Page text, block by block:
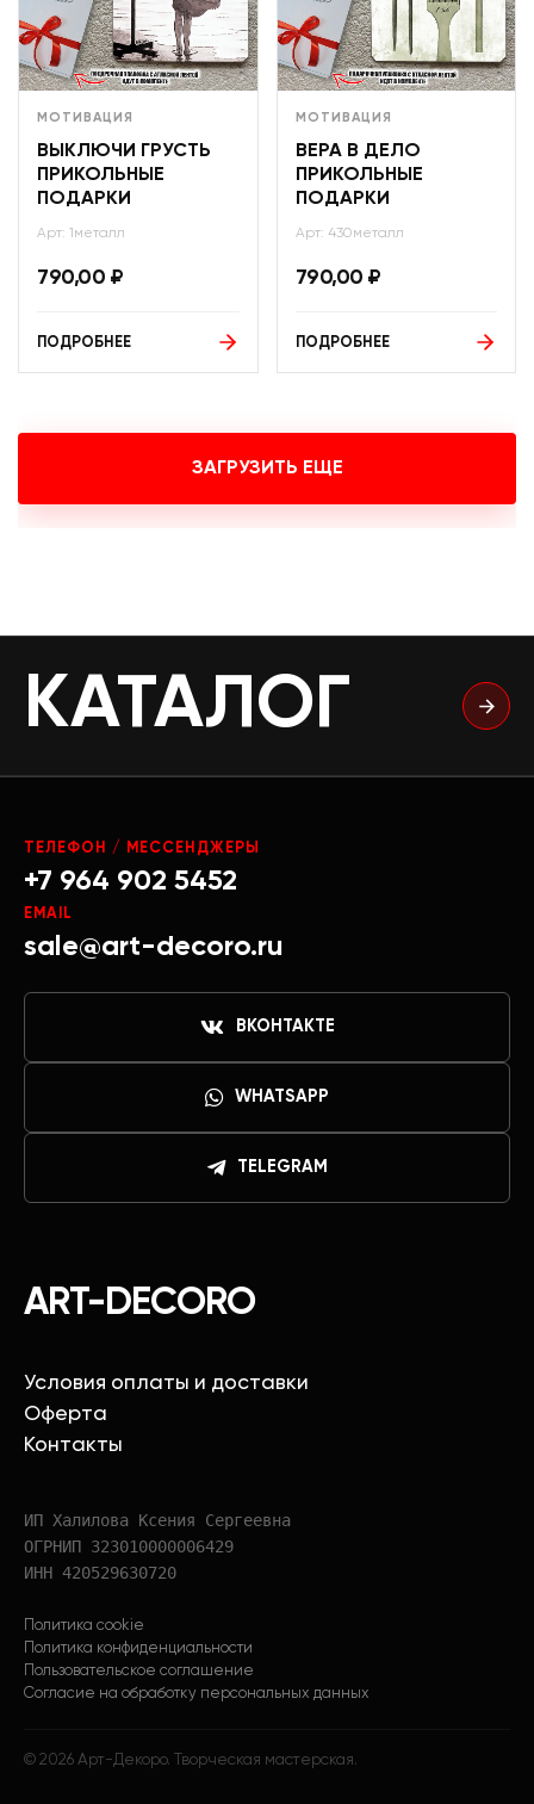
МОТИВАЦИЯ
ВЫКЛЮЧИ ГРУСТЬ
ПРИКОЛЬНЫЕ
ПОДАРКИ
Арт: 1металл
790,00 ₽
ПОДРОБНЕЕ
МОТИВАЦИЯ
ВЕРА В ДЕЛО
ПРИКОЛЬНЫЕ
ПОДАРКИ
Арт: 430металл
790,00 ₽
ПОДРОБНЕЕ
ЗАГРУЗИТЬ ЕЩЕ
КАТАЛОГ
ART-DECORO
Условия оплаты и доставки
Оферта
Контакты
ИП Халилова Ксения Сергеевна
ОГРНИП 323010000006429
ИНН 420529630720
Политика cookie
Политика конфиденциальности
Пользовательское соглашение
Согласие на обработку персональных данных
© 2026 Арт-Декоро. Творческая мастерская.
ТЕЛЕФОН / МЕССЕНДЖЕРЫ
+7 964 902 5452
EMAIL
sale@art-decoro.ru
ВКОНТАКТЕ
WHATSAPP
TELEGRAM